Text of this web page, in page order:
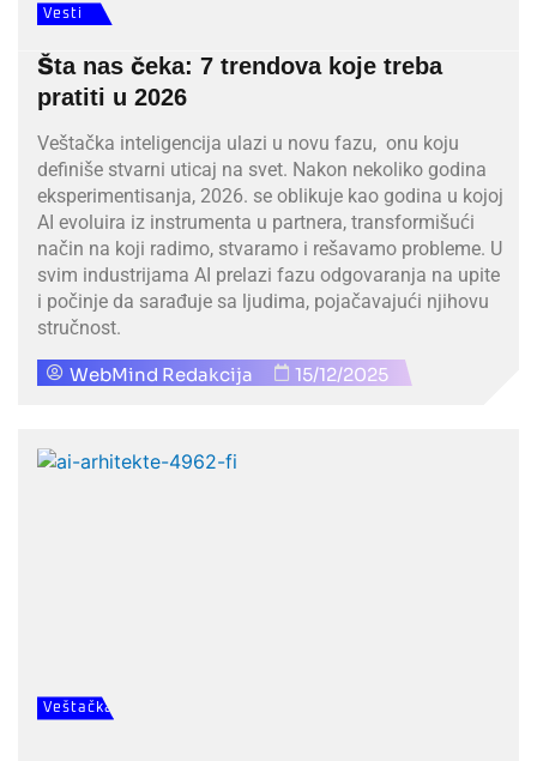
Vesti
Šta nas čeka: 7 trendova koje treba
pratiti u 2026
Veštačka inteligencija ulazi u novu fazu, onu koju
definiše stvarni uticaj na svet. Nakon nekoliko godina
eksperimentisanja, 2026. se oblikuje kao godina u kojoj
AI evoluira iz instrumenta u partnera, transformišući
način na koji radimo, stvaramo i rešavamo probleme. U
svim industrijama AI prelazi fazu odgovaranja na upite
i počinje da sarađuje sa ljudima, pojačavajući njihovu
stručnost.
WebMind Redakcija 15/12/2025
Veštačka